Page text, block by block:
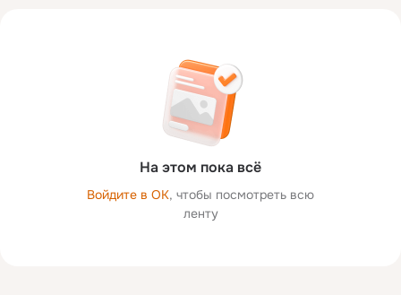
На этом пока всё
Войдите в ОК, чтобы посмотреть всю
ленту